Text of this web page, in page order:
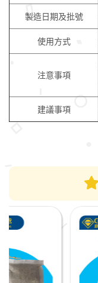
製造日期及批號
使用方式
注意事項
建議事項